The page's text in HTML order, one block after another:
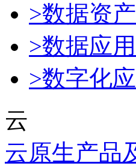
>数据资
>数据应
>数字化
云
云原生产品